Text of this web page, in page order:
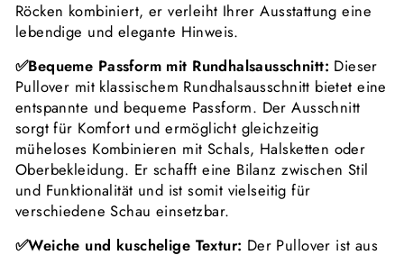
Röcken kombiniert, er verleiht Ihrer Ausstattung eine
lebendige und elegante Hinweis.
✅Bequeme Passform mit Rundhalsausschnitt: Dieser
Pullover mit klassischem Rundhalsausschnitt bietet eine
entspannte und bequeme Passform. Der Ausschnitt
sorgt für Komfort und ermöglicht gleichzeitig
müheloses Kombinieren mit Schals, Halsketten oder
Oberbekleidung. Er schafft eine Bilanz zwischen Stil
und Funktionalität und ist somit vielseitig für
verschiedene Schau einsetzbar.
✅Weiche und kuschelige Textur: Der Pullover ist aus